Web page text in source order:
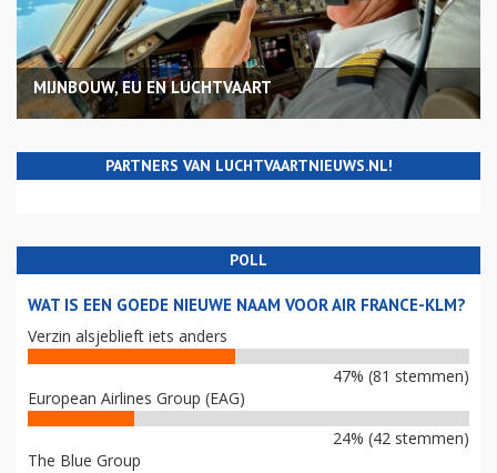
MIJNBOUW, EU EN LUCHTVAART
PARTNERS VAN LUCHTVAARTNIEUWS.NL!
POLL
WAT IS EEN GOEDE NIEUWE NAAM VOOR AIR FRANCE-KLM?
Verzin alsjeblieft iets anders
47% (81 stemmen)
European Airlines Group (EAG)
24% (42 stemmen)
The Blue Group